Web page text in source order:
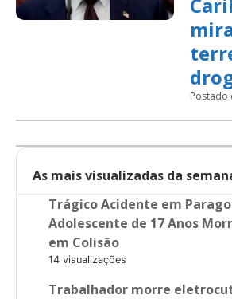
Postado
As mais visualizadas da
Trágico Acidente em
Adolescente de 17 Anos
em Colisão
14 visualizações
Trabalhador morre